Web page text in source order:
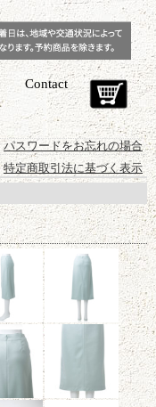
Cart
Contact
パスワードをお忘れの場合
特定商取引法に基づく表示